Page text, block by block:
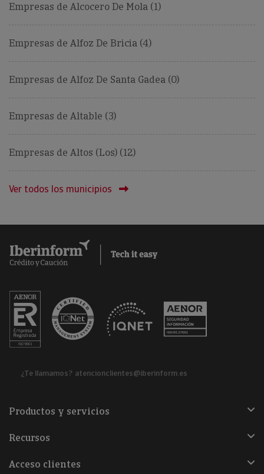
Empresas de Alcocero De Mola (1)
Empresas de Alfoz De Bricia (4)
Empresas de Alfoz De Santa Gadea (0)
Empresas de Altable (3)
Empresas de Altos (Los) (12)
Ver todos los municipios
¿Te llamamos? atencionclientes@iberinform.es
Productos y servicios
Recursos
Acceso clientes